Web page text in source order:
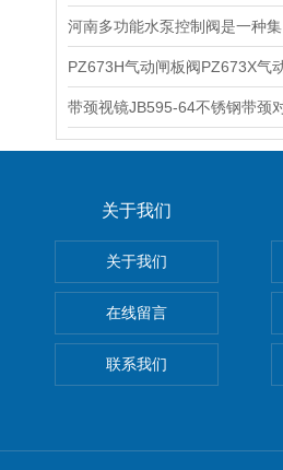
关于我们
关于我们
在线留言
联系我们